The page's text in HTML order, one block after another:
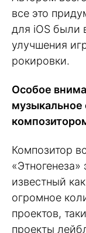
все это
для iOS были
улучшения
рокировки.
Особое
музыкальное
Композитор
известный как
огромное
проектов,
проекты